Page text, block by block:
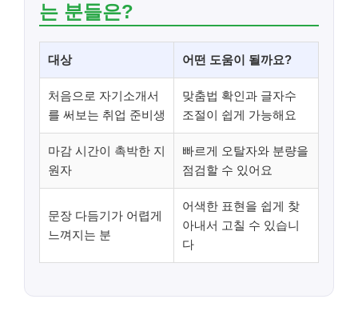
는 분들은?
대상 어떤 도움이 될까요?
처음으로 자기소개서
를 써보는 취업 준비생
맞춤법 확인과 글자수
조절이 쉽게 가능해요
마감 시간이 촉박한 지
원자
빠르게 오탈자와 분량을
점검할 수 있어요
문장 다듬기가 어렵게
느껴지는 분
어색한 표현을 쉽게 찾
아내서 고칠 수 있습니
다